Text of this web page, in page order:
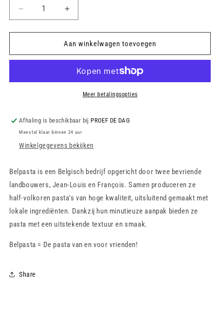
Aantal
verlagen
voor
-
-
Aantal
verhogen
voor
Casarecce
-
volkoren
-
Aan winkelwagen toevoegen
Meer betalingsopties
Afhaling is beschikbaar bij PROEF DE DAG
Meestal klaar binnen 24 uur
Winkelgegevens bekijken
Belpasta is een Belgisch bedrijf opgericht door twee bevriende
landbouwers, Jean-Louis en François. Samen produceren ze
half-volkoren pasta′s van hoge kwaliteit, uitsluitend gemaakt met
lokale ingrediënten. Dankzij hun minutieuze aanpak bieden ze
pasta met een uitstekende textuur en smaak.
Belpasta = De pasta van en voor vrienden!
Share